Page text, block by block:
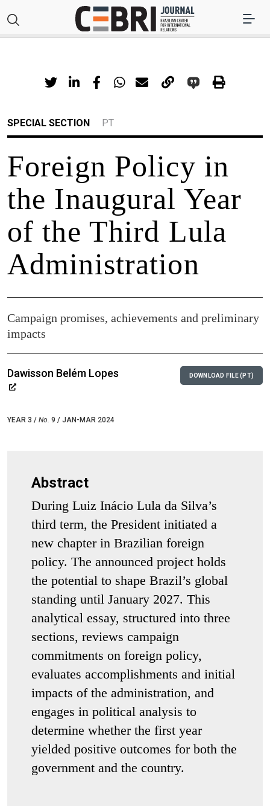
SPECIAL SECTION PT
Foreign Policy in
the Inaugural Year
of the Third Lula
Administration
Campaign promises, achievements and preliminary
impacts
Dawisson Belém Lopes
YEAR 3 / No. 9 / JAN-MAR 2024
DOWNLOAD FILE (PT)
Abstract
During Luiz Inácio Lula da Silva’s
third term, the President initiated a
new chapter in Brazilian foreign
policy. The announced project holds
the potential to shape Brazil’s global
standing until January 2027. This
analytical essay, structured into three
sections, reviews campaign
commitments on foreign policy,
evaluates accomplishments and initial
impacts of the administration, and
engages in political analysis to
determine whether the first year
yielded positive outcomes for both the
government and the country.